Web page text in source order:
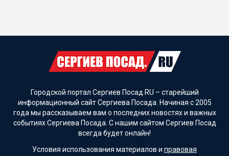
Городской портал Сергиев Посад.RU – старейший
информационный сайт Сергиева Посада. Начиная с 2005
года мы рассказываем вам о последних новостях и важных
событиях Сергиева Посада. С нашим сайтом Сергиев Посад
всегда будет онлайн!
Условия использования материалов и правовая